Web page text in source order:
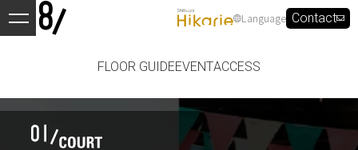
Language Contact
FLOOR GUIDEEVENTACCESS